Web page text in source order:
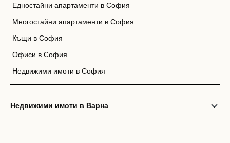
Едностайни апартаменти в София
Многостайни апартаменти в София
Къщи в София
Офиси в София
Недвижими имоти в София
Недвижими имоти в Варна